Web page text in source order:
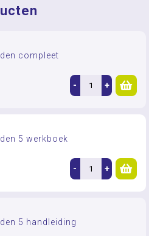
compleet
- +
5 werkboek
- +
5 handleiding